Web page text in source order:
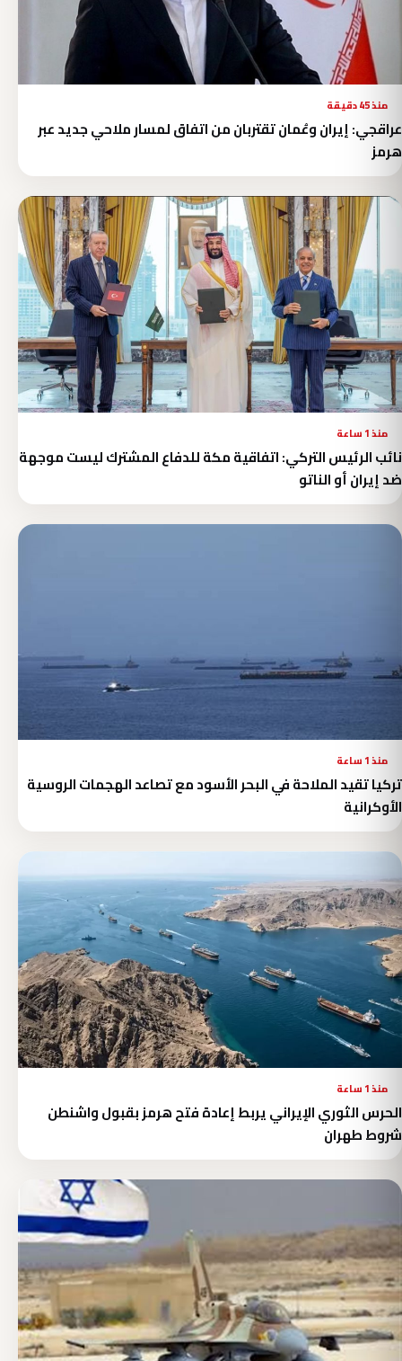
منذ 45 دقيقة
عراقجي: إيران وعُمان تقتربان من اتفاق لمسار ملاحي جديد عبر
هرمز
منذ 1 ساعة
نائب الرئيس التركي: اتفاقية مكة للدفاع المشترك ليست موجهة
ضد إيران أو الناتو
منذ 1 ساعة
تركيا تقيد الملاحة في البحر الأسود مع تصاعد الهجمات الروسية
الأوكرانية
منذ 1 ساعة
الحرس الثوري الإيراني يربط إعادة فتح هرمز بقبول واشنطن
شروط طهران